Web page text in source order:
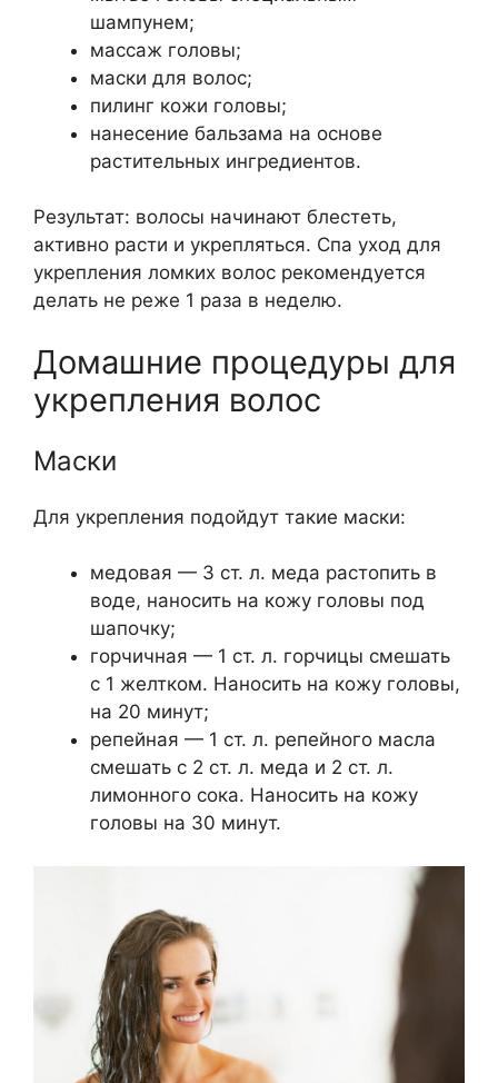
шампунем;
массаж головы;
маски для волос;
пилинг кожи головы;
нанесение бальзама на основе
растительных ингредиентов.
Результат: волосы начинают блестеть,
активно расти и укрепляться. Спа уход для
укрепления ломких волос рекомендуется
делать не реже 1 раза в неделю.
Домашние процедуры для
укрепления волос
Маски
Для укрепления подойдут такие маски:
медовая — 3 ст. л. меда растопить в
воде, наносить на кожу головы под
шапочку;
горчичная — 1 ст. л. горчицы смешать
с 1 желтком. Наносить на кожу головы,
на 20 минут;
репейная — 1 ст. л. репейного масла
смешать с 2 ст. л. меда и 2 ст. л.
лимонного сока. Наносить на кожу
головы на 30 минут.